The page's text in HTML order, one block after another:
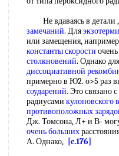
Не вдаваясь в детали ,
замечаний. Для
или замещения,
константы скорости
столкновений. Однако
диссоциативной
примерно в Ю2. о>5 раз
соударений. Это связано с
радиусами кулоновского
противоположных
Дж. Томсона, Л+ и В-
очень больших
А. Однако, [c.176]